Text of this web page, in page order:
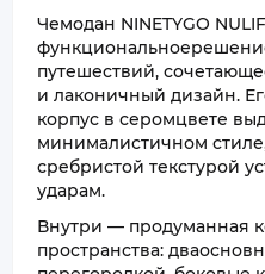
Чемодан NINETYGO
путешествий,
и лаконичный дизайн.
корпус в серомцвете
минималистичном
сребристой текстурой
ударам.
Внутри — продуманная
пространства: